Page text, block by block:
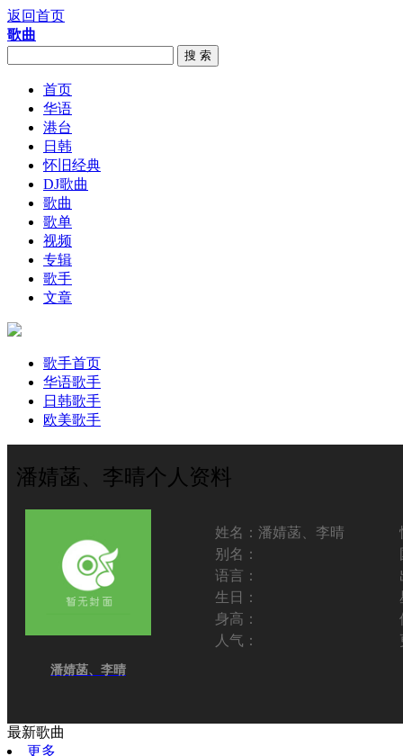
返回首页
歌曲
搜 索
首页
华语
港台
日韩
怀旧经典
DJ歌曲
歌曲
歌单
视频
专辑
歌手
文章
歌手首页
华语歌手
日韩歌手
欧美歌手
潘婧菡、李晴个人资料
潘婧菡、李晴
姓名： 潘婧菡、李晴
别名：
语言：
生日：
身高：
人气：
最新歌曲
更多